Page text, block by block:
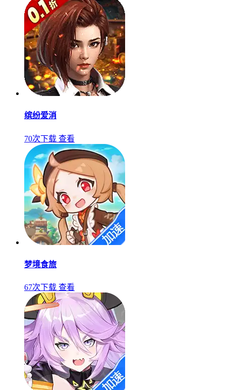
缤纷爱消
70次下载 查看
梦境食旅
67次下载 查看